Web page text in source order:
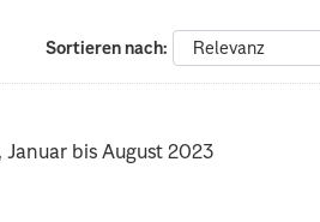
Sortieren nach
bis August 2023